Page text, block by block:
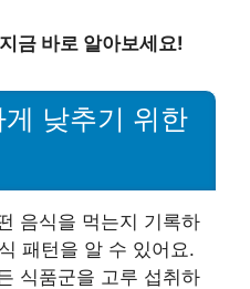
금 바로 알아보세요!
낮추기 위한
음식을 먹는지 기록하
패턴을 알 수 있어요.
식품군을 고루 섭취하